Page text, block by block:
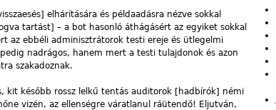
elhárítására és példaadásra nézve sokkal
tartást] – a bot hasonló áthágásért az egyiket sokkal
az ebbéli adminisztrátorok testi ereje és ütlegelmi
nadrágos, hanem mert a testi tulajdonok és azon
szakadoznak.
kit később rossz lelkű tentás auditorok [hadbírók] némi
vizén, az ellenségre váratlanul ráütendő! Eljutván,